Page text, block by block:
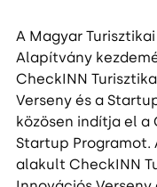
A Magyar
Alapítvány
CheckINN
Verseny és a
közösen indítja el a
Startup Programot.
alakult CheckINN